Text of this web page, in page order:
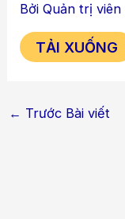
BởiQuản trị viên
TẢI XUỐNG
← Trước Bài viết